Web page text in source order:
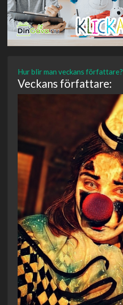
Hur blir man veckans författare?
Veckans författare: